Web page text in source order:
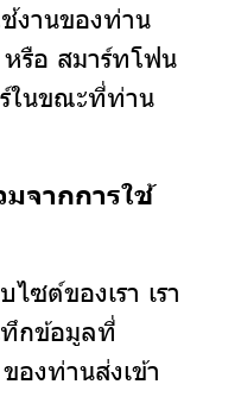
ช้งานของท่าน
รือ สมาร์ทโฟน
ร์ในขณะที่ท่าน
มจากการใช้
ไซต์ของเรา เรา
ทึกข้อมูลที่
องท่านส่งเข้า